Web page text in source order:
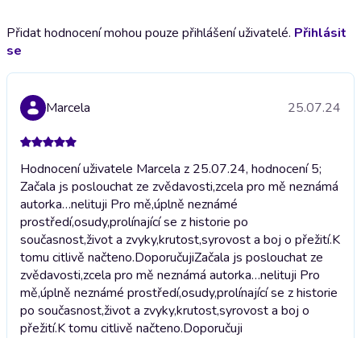
Přidat hodnocení mohou pouze přihlášení uživatelé. Přihlásit
se
Marcela 25.07.24
Hodnocení uživatele Marcela z 25.07.24, hodnocení 5;
Začala js poslouchat ze zvědavosti,zcela pro mě neznámá
autorka…nelituji Pro mě,úplně neznámé
prostředí,osudy,prolínající se z historie po
současnost,život a zvyky,krutost,syrovost a boj o přežití.K
tomu citlivě načteno.DoporučujiZačala js poslouchat ze
zvědavosti,zcela pro mě neznámá autorka…nelituji Pro
mě,úplně neznámé prostředí,osudy,prolínající se z historie
po současnost,život a zvyky,krutost,syrovost a boj o
přežití.K tomu citlivě načteno.Doporučuji